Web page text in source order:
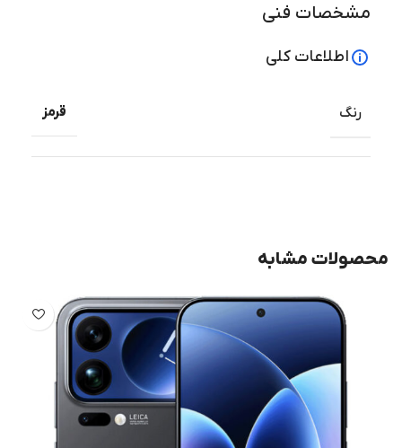
مشخصات فنی
اطلاعات کلی
رنگ قرمز
محصولات مشابه